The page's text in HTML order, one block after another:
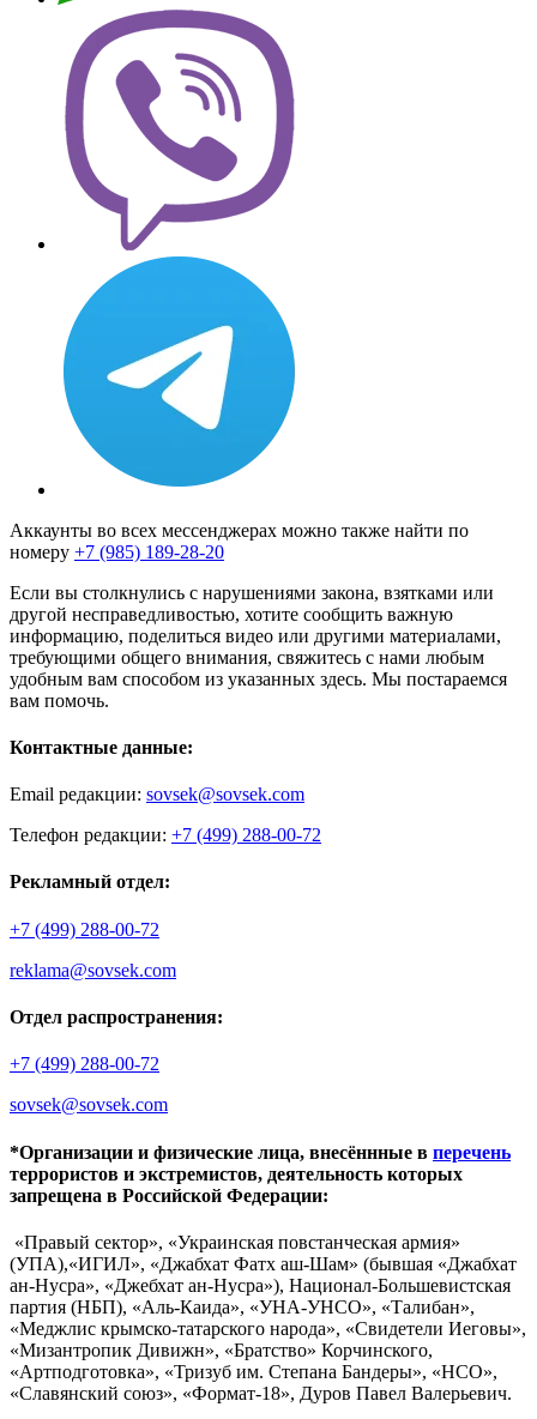
Аккаунты во всех мессенджерах можно также найти по
номеру +7 (985) 189-28-20
Если вы столкнулись с нарушениями закона, взятками или
другой несправедливостью, хотите сообщить важную
информацию, поделиться видео или другими материалами,
требующими общего внимания, свяжитесь с нами любым
удобным вам способом из указанных здесь. Мы постараемся
вам помочь.
Контактные данные:
Email редакции: sovsek@sovsek.com
Телефон редакции: +7 (499) 288-00-72
Рекламный отдел:
+7 (499) 288-00-72
reklama@sovsek.com
Отдел распространения:
+7 (499) 288-00-72
sovsek@sovsek.com
*Организации и физические лица, внесённные в перечень
террористов и экстремистов, деятельность которых
запрещена в Российской Федерации:
«Правый сектор», «Украинская повстанческая армия»
(УПА),«ИГИЛ», «Джабхат Фатх аш-Шам» (бывшая «Джабхат
ан-Нусра», «Джебхат ан-Нусра»), Национал-Большевистская
партия (НБП), «Аль-Каида», «УНА-УНСО», «Талибан»,
«Меджлис крымско-татарского народа», «Свидетели Иеговы»,
«Мизантропик Дивижн», «Братство» Корчинского,
«Артподготовка», «Тризуб им. Степана Бандеры», «НСО»,
«Славянский союз», «Формат-18», Дуров Павел Валерьевич.